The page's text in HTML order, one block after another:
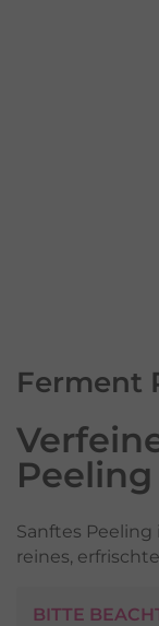
Ferment
Peeling
Sanftes
reines,
BITTE